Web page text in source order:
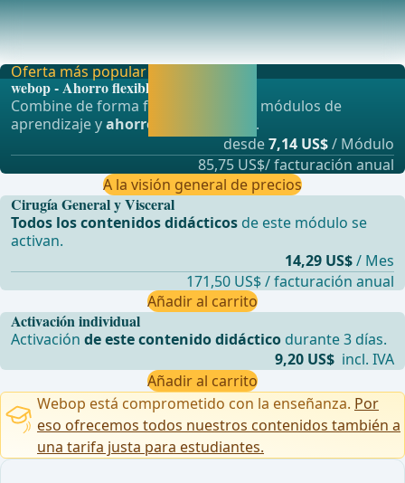
En la tiroidectomía existe, debido a la estrecha proximidad
espacial, el riesgo de lesionar estruct
Activación individual
Activaciónde este contenido didáctico durante 3 días.
9,20 US$ incl. IVA
Añadir al carrito
Oferta más popular
webop - Ahorro flexible
Combine de forma flexible nuestros módulos de
aprendizaje yahorre hasta un 50% .
desde7,14 US$/ Módulo
85,75 US$/ facturación anual
A la visión general de precios
Cirugía General y Visceral
Todos los contenidos didácticos de este módulo se
activan.
14,29 US$/ Mes
171,50 US$ / facturación anual
Añadir al carrito
Webop está comprometido con la enseñanza. Por
eso ofrecemos todos nuestros contenidos también a
una tarifa justa para estudiantes.